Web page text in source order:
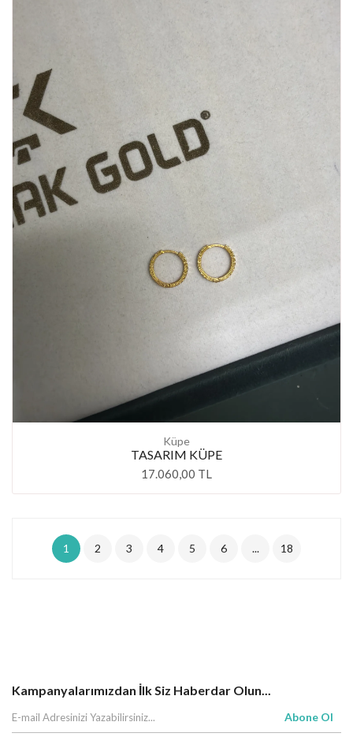
Küpe
TASARIM KÜPE
17.060,00 TL
1 2 3 4 5 6 ... 18
Kampanyalarımızdan İlk Siz Haberdar Olun...
Abone Ol